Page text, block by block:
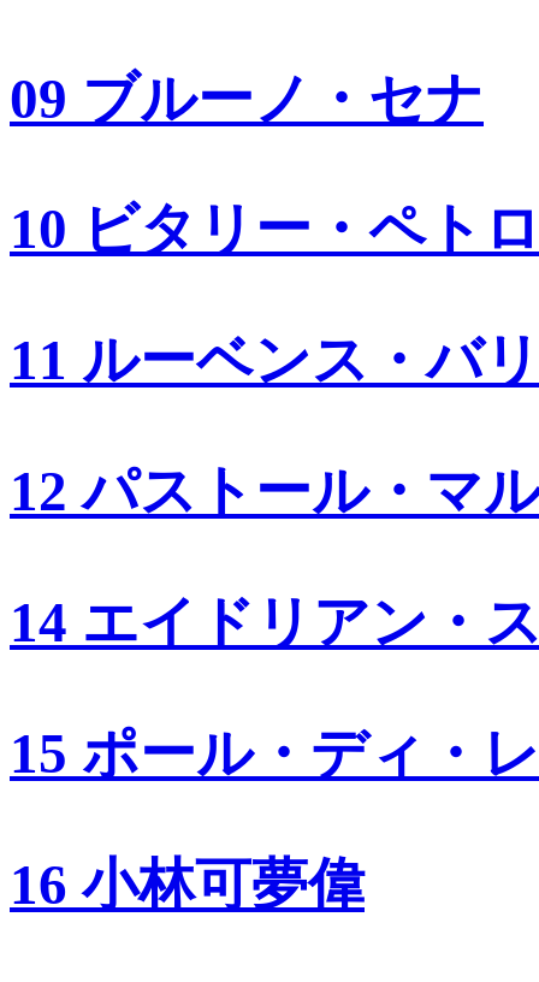
09 ブルーノ・セナ
10 ビタリー・ペト
11 ルーベンス・バ
12 パストール・マ
14 エイドリアン・
15 ポール・ディ・
16 小林可夢偉